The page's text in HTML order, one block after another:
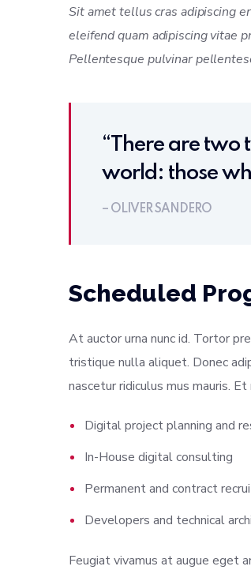
Sit amet tellus cras adipiscing
eleifend quam adipiscing vitae
Pellentesque pulvinar
“There are two
world: those
– OLIVER SANDERO
Scheduled
At auctor urna nunc id. Tortor
tristique nulla aliquet. Donec
nascetur ridiculus mus mauris.
Digital project planning and
In-House digital consulting
Permanent and contract
Developers and technical
Feugiat vivamus at augue eget